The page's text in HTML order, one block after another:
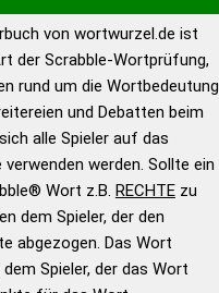
eines semantischen
gute Anhaltspunkte zu
und Wortform, um die
das Scrabble-Spiel zu
Scrabble-
– Standardwerk in 12
– Richtiges und gutes
von wortwurzel.de ist
der Scrabble-Wortprüfung,
rund um die Wortbedeutung
und Debatten beim
alle Spieler auf das
werden. Sollte ein
Wort z.B. RECHTEzu
dem Spieler, der den
abgezogen. Das Wort
Spieler, der das Wort